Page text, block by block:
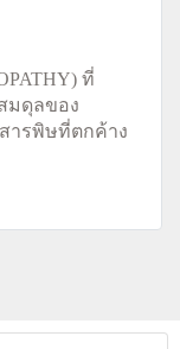
ที่
มดุลของ
ารพิษที่ตกค้าง